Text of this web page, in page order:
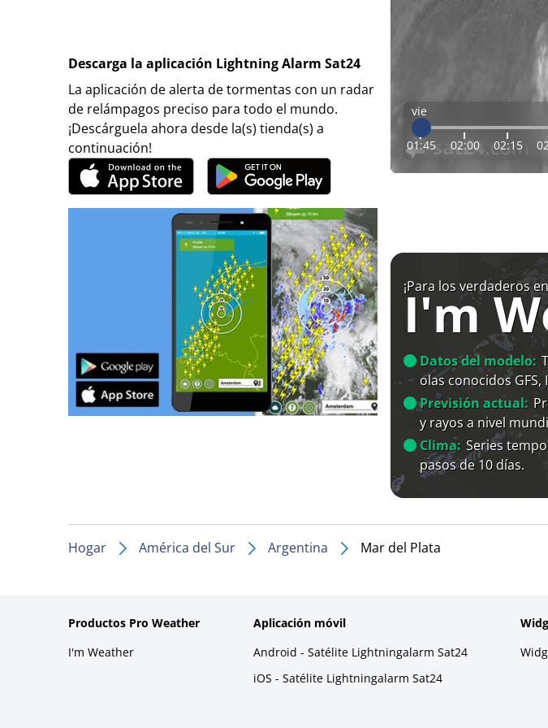
Descarga la aplicación Lightning Alarm Sat24
La aplicación de alerta de tormentas con un radar
de relámpagos preciso para todo el mundo.
¡Descárguela ahora desde la(s) tienda(s) a
continuación!
vie
01:45 02:00 02:15
¡Para los verdaderos
I'm
Datos del modelo:
olas conocidos GFS,
Previsión actual:
y rayos a nivel
Clima: Series
pasos de 10 días.
Hogar América del Sur Argentina Mar del Plata
Productos Pro Weather
I'm Weather
Aplicación móvil
Android - Satélite Lightningalarm Sat24
iOS - Satélite Lightningalarm Sat24